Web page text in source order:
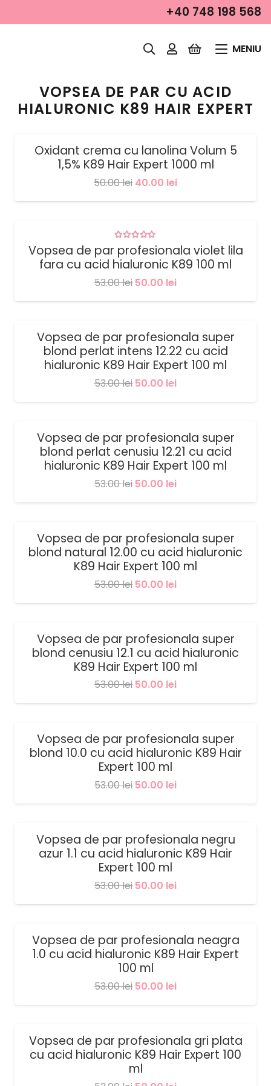
+40 748 198 568
MENIU
VOPSEA DE PAR CU ACID
HIALURONIC K89 HAIR EXPERT
SALE!
Oxidant crema cu lanolina Volum 5
1,5% K89 Hair Expert 1000 ml
50.00lei Prețul
inițial
fost:
50.00 lei.
40.00 leiPrețul
curent
Evaluat la 5.00 din 5
Vopsea de par profesionala violet lila
fara cu acid hialuronic K89 100 ml
53.00lei Prețul
inițial
fost:
53.00 lei.
50.00 leiPrețul
curent
50.00 lei.
SALE!
Vopsea de par profesionala super
blond perlat intens 12.22 cu acid
hialuronic K89 Hair Expert 100 ml
53.00lei Prețul
inițial
fost:
53.00 lei.
50.00 leiPrețul
curent
50.00 lei.
SALE!
Vopsea de par profesionala super
blond perlat cenusiu 12.21 cu acid
hialuronic K89 Hair Expert 100 ml
53.00lei Prețul
inițial
fost:
53.00 lei.
50.00 leiPrețul
curent
50.00 lei.
SALE!
Vopsea de par profesionala super
blond natural 12.00 cu acid hialuronic
K89 Hair Expert 100 ml
53.00lei Prețul
inițial
fost:
53.00 lei.
50.00 leiPrețul
curent
50.00 lei.
SALE!
Vopsea de par profesionala super
blond cenusiu 12.1 cu acid hialuronic
K89 Hair Expert 100 ml
53.00lei Prețul
inițial
fost:
53.00 lei.
50.00 leiPrețul
curent
50.00 lei.
SALE!
Vopsea de par profesionala super
blond 10.0 cu acid hialuronic K89 Hair
Expert 100 ml
53.00lei Prețul
inițial
fost:
53.00 lei.
50.00 leiPrețul
curent
50.00 lei.
SALE!
Vopsea de par profesionala negru
azur 1.1 cu acid hialuronic K89 Hair
Expert 100 ml
53.00lei Prețul
inițial
fost:
53.00 lei.
50.00 leiPrețul
curent
50.00 lei.
SALE!
Vopsea de par profesionala neagra
1.0 cu acid hialuronic K89 Hair Expert
100 ml
53.00lei Prețul
inițial
fost:
53.00 lei.
50.00 leiPrețul
curent
50.00 lei.
SALE!
Vopsea de par profesionala gri plata
cu acid hialuronic K89 Hair Expert 100
ml